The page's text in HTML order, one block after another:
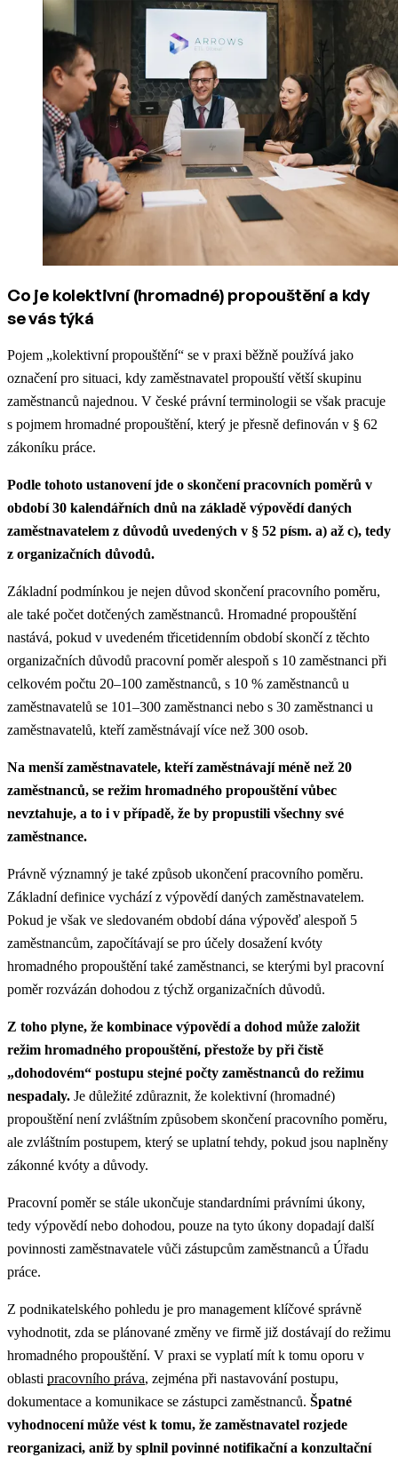
Co je kolektivní (hromadné) propouštění a kdy
se vás týká
Pojem „kolektivní propouštění“ se v praxi běžně používá jako
označení pro situaci, kdy zaměstnavatel propouští větší skupinu
zaměstnanců najednou. V české právní terminologii se však pracuje
s pojmem hromadné propouštění, který je přesně definován v § 62
zákoníku práce.
Podle tohoto ustanovení jde o skončení pracovních poměrů v
období 30 kalendářních dnů na základě výpovědí daných
zaměstnavatelem z důvodů uvedených v § 52 písm. a) až c), tedy
z organizačních důvodů.
Základní podmínkou je nejen důvod skončení pracovního poměru,
ale také počet dotčených zaměstnanců. Hromadné propouštění
nastává, pokud v uvedeném třicetidenním období skončí z těchto
organizačních důvodů pracovní poměr alespoň s 10 zaměstnanci při
celkovém počtu 20–100 zaměstnanců, s 10 % zaměstnanců u
zaměstnavatelů se 101–300 zaměstnanci nebo s 30 zaměstnanci u
zaměstnavatelů, kteří zaměstnávají více než 300 osob.
Na menší zaměstnavatele, kteří zaměstnávají méně než 20
zaměstnanců, se režim hromadného propouštění vůbec
nevztahuje, a to i v případě, že by propustili všechny své
zaměstnance.
Právně významný je také způsob ukončení pracovního poměru.
Základní definice vychází z výpovědí daných zaměstnavatelem.
Pokud je však ve sledovaném období dána výpověď alespoň 5
zaměstnancům, započítávají se pro účely dosažení kvóty
hromadného propouštění také zaměstnanci, se kterými byl pracovní
poměr rozvázán dohodou z týchž organizačních důvodů.
Z toho plyne, že kombinace výpovědí a dohod může založit
režim hromadného propouštění, přestože by při čistě
„dohodovém“ postupu stejné počty zaměstnanců do režimu
nespadaly. Je důležité zdůraznit, že kolektivní (hromadné)
propouštění není zvláštním způsobem skončení pracovního poměru,
ale zvláštním postupem, který se uplatní tehdy, pokud jsou naplněny
zákonné kvóty a důvody.
Pracovní poměr se stále ukončuje standardními právními úkony,
tedy výpovědí nebo dohodou, pouze na tyto úkony dopadají další
povinnosti zaměstnavatele vůči zástupcům zaměstnanců a Úřadu
práce.
Z podnikatelského pohledu je pro management klíčové správně
vyhodnotit, zda se plánované změny ve firmě již dostávají do režimu
hromadného propouštění. V praxi se vyplatí mít k tomu oporu v
oblasti pracovního práva, zejména při nastavování postupu,
dokumentace a komunikace se zástupci zaměstnanců. Špatné
vyhodnocení může vést k tomu, že zaměstnavatel rozjede
reorganizaci, aniž by splnil povinné notifikační a konzultační